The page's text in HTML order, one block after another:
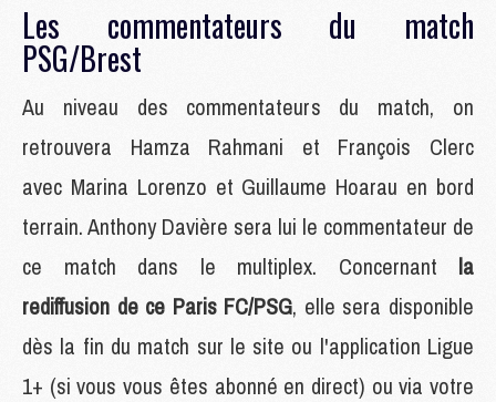
Les commentateurs du match
PSG/Brest
Au niveau des commentateurs du match, on
retrouvera Hamza Rahmani et François Clerc
avec Marina Lorenzo et Guillaume Hoarau en bord
terrain. Anthony Davière sera lui le commentateur de
ce match dans le multiplex. Concernant la
rediffusion de ce Paris FC/PSG, elle sera disponible
dès la fin du match sur le site ou l'application Ligue
1+ (si vous vous êtes abonné en direct) ou via votre